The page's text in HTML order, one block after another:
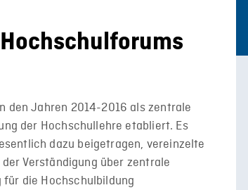
den Jahren 2014-2016 als zentrale
der Hochschullehre etabliert. Es
dazu beigetragen, vereinzelte
Verständigung über zentrale
die Hochschulbildung